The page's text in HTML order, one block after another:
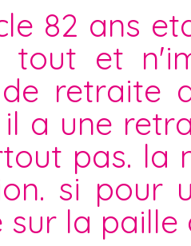
82 ans
tout et
retraite
a une
pas. la
si pour
sur la